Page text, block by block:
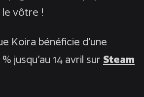
vôtre !
Koira bénéficie d’une
jusqu’au 14 avril sur Steam